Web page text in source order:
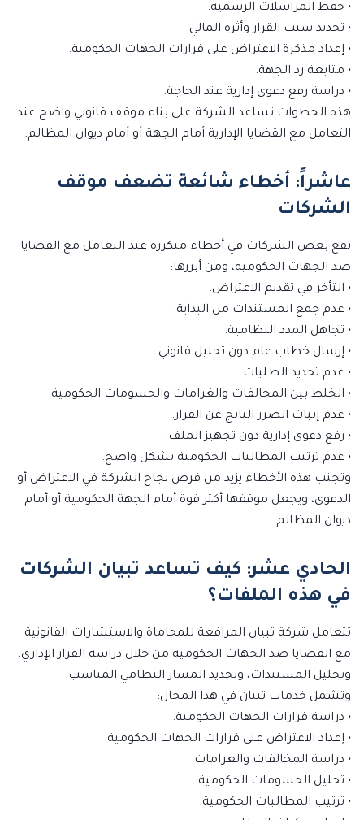
• حفظ المراسلات الرسمية.
• تحديد سبب القرار وأثره المالي.
• إعداد مذكرة الاعتراض على قرارات الجهات الحكومية.
• متابعة رد الجهة.
• دراسة رفع دعوى إدارية عند الحاجة.
هذه الخطوات تساعد الشركة على بناء موقف قانوني واضح عند
التعامل مع القضايا الإدارية أمام الجهة أو أمام ديوان المظالم.
عاشراً: أخطاء شائعة تضعف موقف
الشركات
تقع بعض الشركات في أخطاء متكررة عند التعامل مع القضايا
ضد الجهات الحكومية، ومن أبرزها:
• التأخر في تقديم الاعتراض.
• عدم جمع المستندات من البداية.
• تجاهل المدد النظامية.
• إرسال خطاب عام دون تحليل قانوني.
• عدم تحديد الطلبات.
• الخلط بين المخالفات والغرامات والحسومات الحكومية.
• عدم إثبات الضرر الناتج عن القرار.
• رفع دعوى إدارية دون تجهيز الملف.
• عدم ترتيب المطالبات الحكومية بشكل واضح.
وتجنب هذه الأخطاء يزيد من فرص نجاح الشركة في الاعتراض أو
الدعوى، ويجعل موقفها أكثر قوة أمام الجهة الحكومية أو أمام
ديوان المظالم.
الحادي عشر: كيف تساعد تبيان الشركات
في هذه الملفات؟
تتعامل شركة تبيان المرافعة للمحاماة والاستشارات القانونية
مع القضايا ضد الجهات الحكومية من خلال دراسة القرار الإداري،
وتحليل المستندات، وتحديد المسار النظامي المناسب.
وتشمل خدمات تبيان في هذا المجال:
• دراسة قرارات الجهات الحكومية.
• إعداد الاعتراض على قرارات الجهات الحكومية.
• دراسة المخالفات والغرامات.
• تحليل الحسومات الحكومية.
• ترتيب المطالبات الحكومية.